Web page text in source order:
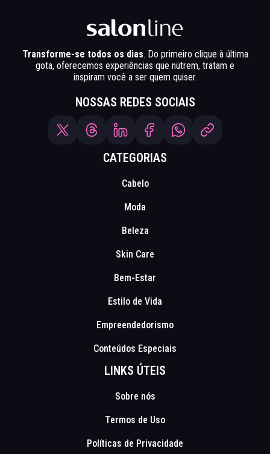
Transforme-se todos os dias. Do primeiro clique à última
gota, oferecemos experiências que nutrem, tratam e
inspiram você a ser quem quiser.
NOSSAS REDES SOCIAIS
CATEGORIAS
Cabelo
Moda
Beleza
Skin Care
Bem-Estar
Estilo de Vida
Empreendedorismo
Conteúdos Especiais
LINKS ÚTEIS
Sobre nós
Termos de Uso
Políticas de Privacidade